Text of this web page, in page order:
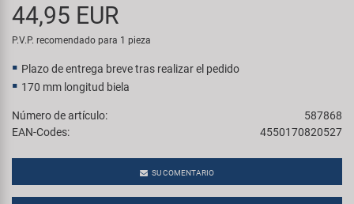
Todas las marcas
44,95 EUR
P.V.P. recomendado para 1 pieza
Plazo de entrega breve tras realizar el pedido
170 mm longitud biela
Número de artículo:
587868
EAN-Codes:
4550170820527
SU COMENTARIO